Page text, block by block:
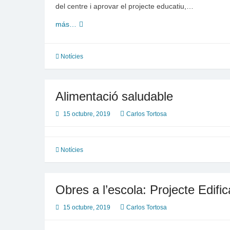
del centre i aprovar el projecte educatiu,…
más…
Eleccions
Escolar
Notícies
Alimentació saludable
15 octubre, 2019 Carlos Tortosa
Notícies
Obres a l’escola: Projecte
15 octubre, 2019 Carlos Tortosa